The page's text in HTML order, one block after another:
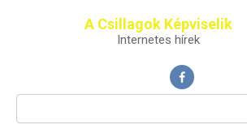
A Csillagok Képviselik
Internetes hírek
Поиск: